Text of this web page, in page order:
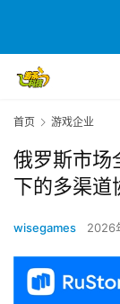
首页 游戏企业
俄罗斯市场
下的多渠道
wisegames 2026